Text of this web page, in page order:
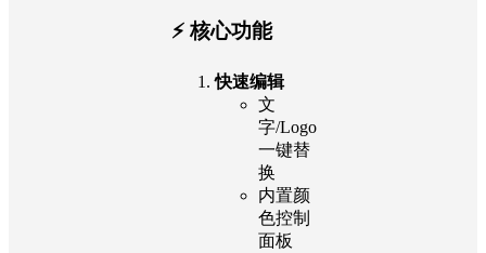
⚡ 核心功能
快速编辑
文
字/Logo
一键替
换
内置颜
色控制
面板